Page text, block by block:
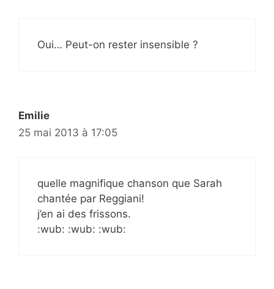
Oui… Peut-on rester insensible ?
Emilie
25 mai 2013 à 17:05
quelle magnifique chanson que Sarah
chantée par Reggiani!
j’en ai des frissons.
:wub: :wub: :wub: